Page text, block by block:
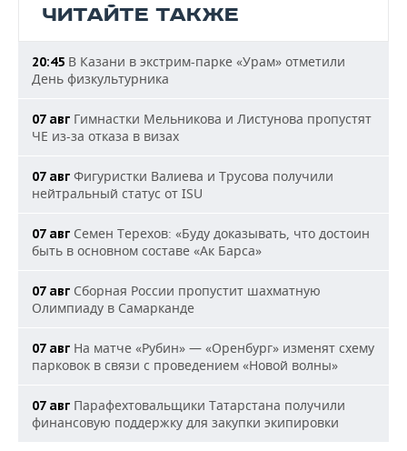
ЧИТАЙТЕ ТАКЖЕ
20:45 В Казани в экстрим-парке «Урам» отметили
День физкультурника
07 авг Гимнастки Мельникова и Листунова пропустят
ЧЕ из-за отказа в визах
07 авг Фигуристки Валиева и Трусова получили
нейтральный статус от ISU
07 авг Семен Терехов: «Буду доказывать, что достоин
быть в основном составе «Ак Барса»
07 авг Сборная России пропустит шахматную
Олимпиаду в Самарканде
07 авг На матче «Рубин» — «Оренбург» изменят схему
парковок в связи с проведением «Новой волны»
07 авг Парафехтовальщики Татарстана получили
финансовую поддержку для закупки экипировки